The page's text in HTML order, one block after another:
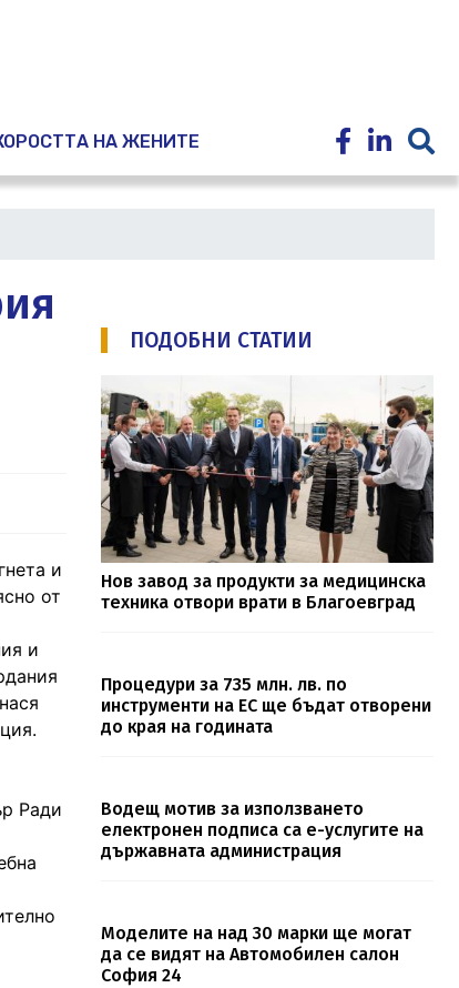
НА ЖЕНИТЕ
и
от
и
Ради
ПОДОБНИ СТАТИИ
Нов завод за продукти за медицинска
техника отвори врати в Благоевград
Процедури за 735 млн. лв. по
инструменти на ЕС ще бъдат отворени
до края на годината
Водещ мотив за използването
електронен подписа са е-услугите на
държавната администрация
Моделите на над 30 марки ще могат
да се видят на Автомобилен салон
София 24